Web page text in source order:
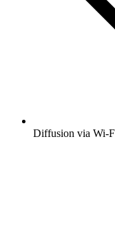
Diffusion via Wi-